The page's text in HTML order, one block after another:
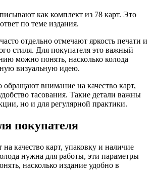
как комплект из 78 карт. Это
по теме издания.
отдельно отмечают яркость печати и
стиля. Для покупателя это важный
можно понять, насколько колода
визуальную идею.
обращают внимание на качество карт,
тасования. Такие детали важны
но и для регулярной практики.
покупателя
качество карт, упаковку и наличие
нужна для работы, эти параметры
насколько издание удобно в